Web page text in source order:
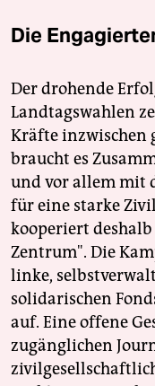
Die
Der drohende
Landtagswahlen
Kräfte inzwischen
braucht es
und vor allem mit
für eine starke
kooperiert
Zentrum". Die
linke,
solidarischen
auf. Eine offene
zugänglichen